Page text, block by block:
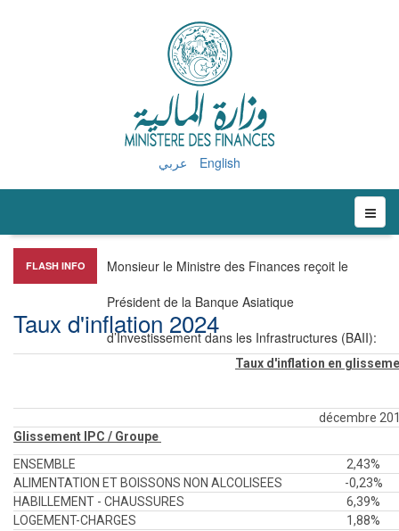
English
FLASH INFO
Monsieur le Ministre des Finances reçoit le
Président de la Banque Asiatique
d’Investissement dans les Infrastructures (BAII):
Taux d'inflation 2024
Taux d'inflation en
décembre
Glissement IPC / Groupe
ENSEMBLE
2,43%
ALIMENTATION ET BOISSONS NON ALCOLISEES
-0,23%
HABILLEMENT - CHAUSSURES
6,39%
LOGEMENT-CHARGES
1,88%